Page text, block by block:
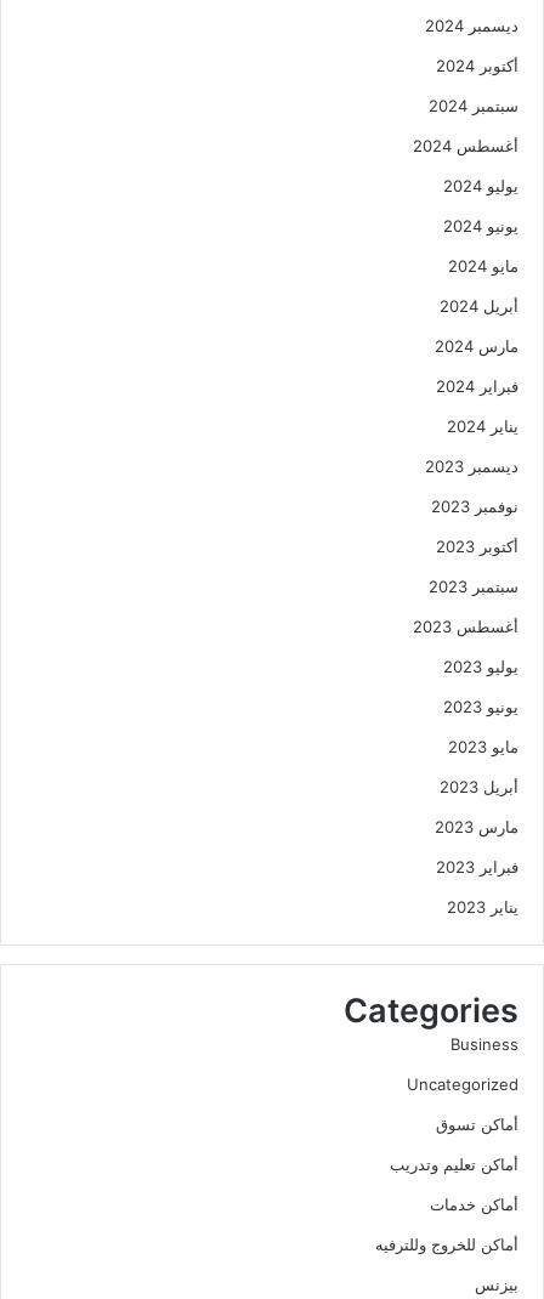
ديسمبر 2024
أكتوبر 2024
سبتمبر 2024
أغسطس 2024
يوليو 2024
يونيو 2024
مايو 2024
أبريل 2024
مارس 2024
فبراير 2024
يناير 2024
ديسمبر 2023
نوفمبر 2023
أكتوبر 2023
سبتمبر 2023
أغسطس 2023
يوليو 2023
يونيو 2023
مايو 2023
أبريل 2023
مارس 2023
فبراير 2023
يناير 2023
Categories
Business
Uncategorized
أماكن تسوق
أماكن تعليم وتدريب
أماكن خدمات
أماكن للخروج وللترفيه
بيزنس